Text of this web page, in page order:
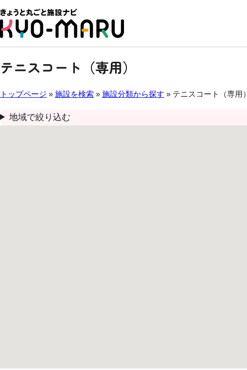
テニスコート（専用）
トップページ » 施設を検索 » 施設分類から探す » テニスコート（専用）
地域で絞り込む